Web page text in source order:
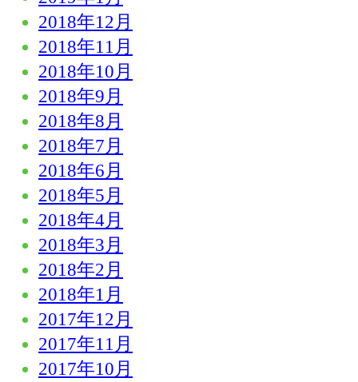
2018年12月
2018年11月
2018年10月
2018年9月
2018年8月
2018年7月
2018年6月
2018年5月
2018年4月
2018年3月
2018年2月
2018年1月
2017年12月
2017年11月
2017年10月